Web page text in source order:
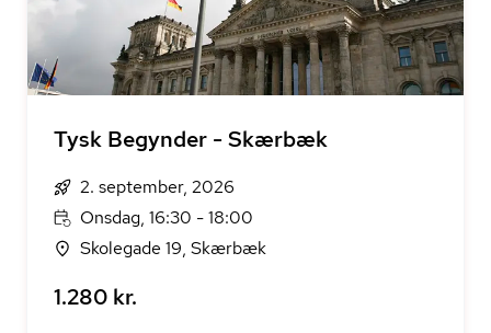
Tysk Begynder - Skærbæk
2. september, 2026
Onsdag, 16:30 - 18:00
Skolegade 19, Skærbæk
1.280 kr.